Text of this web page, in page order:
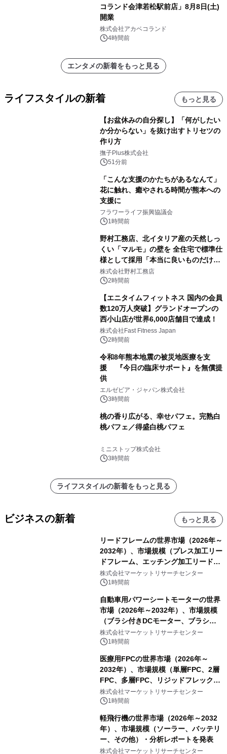
コランド会津若松駅前店」8月8日(土)
開業
株式会社アカベコランド
4時間前
エンタメの新着をもっと見る
ライフスタイルの新着 もっと見る
【お盆休みの自分探し】「何がしたい
か分からない」を抜け出すトリセツの
作り方
撫子Plus株式会社
51分前
「こんな支援のかたちがあるなんて」
花に触れ、癒やされる時間が熊本への
支援に
フラワーライフ振興協議会
1時間前
野村工務店、北イタリア産の天然しっ
くい「マルモ」の壁を 全住宅で標準仕
様として採用「本当に良いものだけに
こだわる」
株式会社野村工務店
2時間前
【エニタイムフィットネス 国内の会員
数120万人突破】グランドオープンの
西小山店が世界6,000店舗目で達成！
株式会社Fast Fitness Japan
2時間前
令和8年熊本地震の被災地医療を支
援 『今日の臨床サポート』を無償提
供
エルゼビア・ジャパン株式会社
3時間前
桃の香り広がる、幸せパフェ。完熟白
桃パフェ／得盛白桃パフェ
ミニストップ株式会社
3時間前
ライフスタイルの新着をもっと見る
ビジネスの新着 もっと見る
リードフレームの世界市場（2026年～
2032年）、市場規模（プレス加工リー
ドフレーム、エッチング加工リードフ
レーム）・分析レポートを発表
株式会社マーケットリサーチセンター
1時間前
自動車用パワーシートモーターの世界
市場（2026年～2032年）、市場規模
（ブラシ付きDCモーター、ブラシレ
スDCモーター）・分析レポートを発
表
株式会社マーケットリサーチセンター
1時間前
医療用FPCの世界市場（2026年～
2032年）、市場規模（単層FPC、2層
FPC、多層FPC、リジッドフレックス
PCB）・分析レポートを発表
株式会社マーケットリサーチセンター
1時間前
軽飛行機の世界市場（2026年～2032
年）、市場規模（ソーラー、バッテリ
ー、その他）・分析レポートを発表
株式会社マーケットリサーチセンター